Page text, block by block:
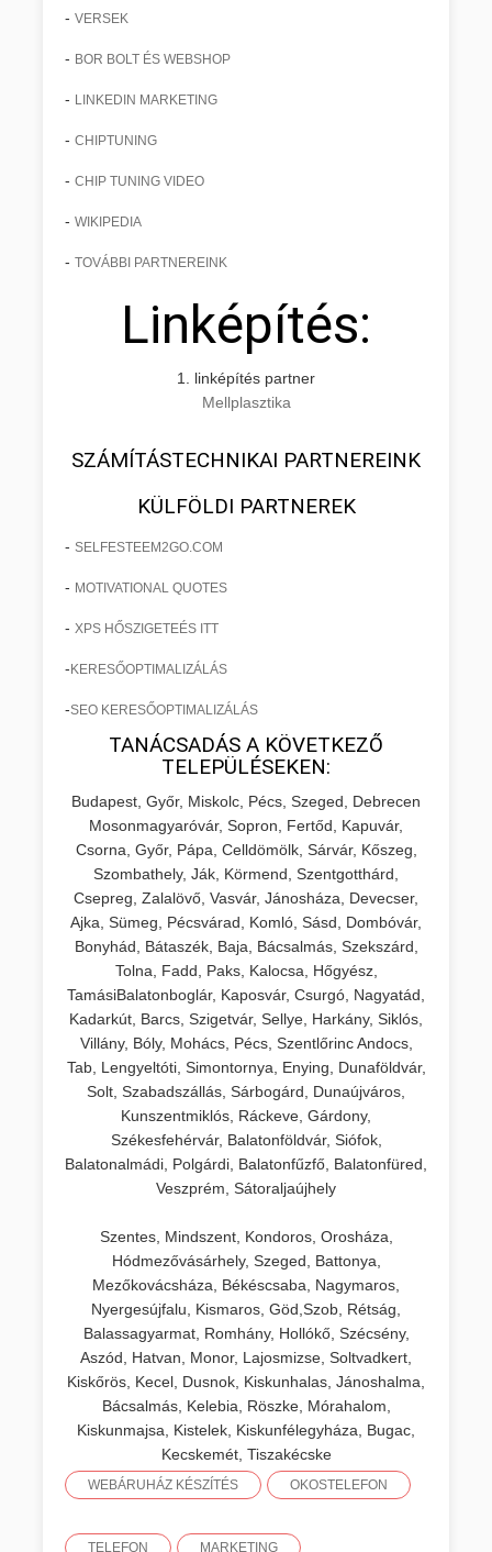
- VERSEK
- BOR BOLT ÉS WEBSHOP
- LINKEDIN MARKETING
- CHIPTUNING
- CHIP TUNING VIDEO
- WIKIPEDIA
- TOVÁBBI PARTNEREINK
Linképítés:
1. linképítés partner
Mellplasztika
SZÁMÍTÁSTECHNIKAI PARTNEREINK
KÜLFÖLDI PARTNEREK
- SELFESTEEM2GO.COM
- MOTIVATIONAL QUOTES
- XPS HŐSZIGETEÉS ITT
- KERESŐOPTIMALIZÁLÁS
-SEO KERESŐOPTIMALIZÁLÁS
TANÁCSADÁS A KÖVETKEZŐ
TELEPÜLÉSEKEN:
Budapest, Győr, Miskolc, Pécs, Szeged, Debrecen
Mosonmagyaróvár, Sopron, Fertőd, Kapuvár,
Csorna, Győr, Pápa, Celldömölk, Sárvár, Kőszeg,
Szombathely, Ják, Körmend, Szentgotthárd,
Csepreg, Zalalövő, Vasvár, Jánosháza, Devecser,
Ajka, Sümeg, Pécsvárad, Komló, Sásd, Dombóvár,
Bonyhád, Bátaszék, Baja, Bácsalmás, Szekszárd,
Tolna, Fadd, Paks, Kalocsa, Hőgyész,
TamásiBalatonboglár, Kaposvár, Csurgó, Nagyatád,
Kadarkút, Barcs, Szigetvár, Sellye, Harkány, Siklós,
Villány, Bóly, Mohács, Pécs, Szentlőrinc Andocs,
Tab, Lengyeltóti, Simontornya, Enying, Dunaföldvár,
Solt, Szabadszállás, Sárbogárd, Dunaújváros,
Kunszentmiklós, Ráckeve, Gárdony,
Székesfehérvár, Balatonföldvár, Siófok,
Balatonalmádi, Polgárdi, Balatonfűzfő, Balatonfüred,
Veszprém, Sátoraljaújhely
Szentes, Mindszent, Kondoros, Orosháza,
Hódmezővásárhely, Szeged, Battonya,
Mezőkovácsháza, Békéscsaba, Nagymaros,
Nyergesújfalu, Kismaros, Göd,Szob, Rétság,
Balassagyarmat, Romhány, Hollókő, Szécsény,
Aszód, Hatvan, Monor, Lajosmizse, Soltvadkert,
Kiskőrös, Kecel, Dusnok, Kiskunhalas, Jánoshalma,
Bácsalmás, Kelebia, Röszke, Mórahalom,
Kiskunmajsa, Kistelek, Kiskunfélegyháza, Bugac,
Kecskemét, Tiszakécske
WEBÁRUHÁZ KÉSZÍTÉS OKOSTELEFON
TELEFON MARKETING